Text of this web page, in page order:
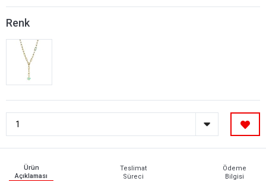
Renk
Ürün
Açıklaması
Teslimat
Süreci
Ödeme
Bilgisi